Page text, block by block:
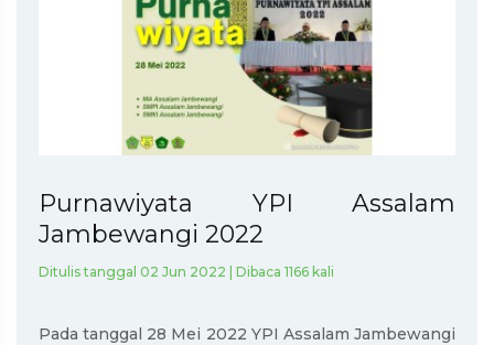
Purnawiyata YPI Assalam
Jambewangi 2022
Ditulis tanggal 02 Jun 2022 | Dibaca 1166 kali
Pada tanggal 28 Mei 2022 YPI Assalam Jambewangi